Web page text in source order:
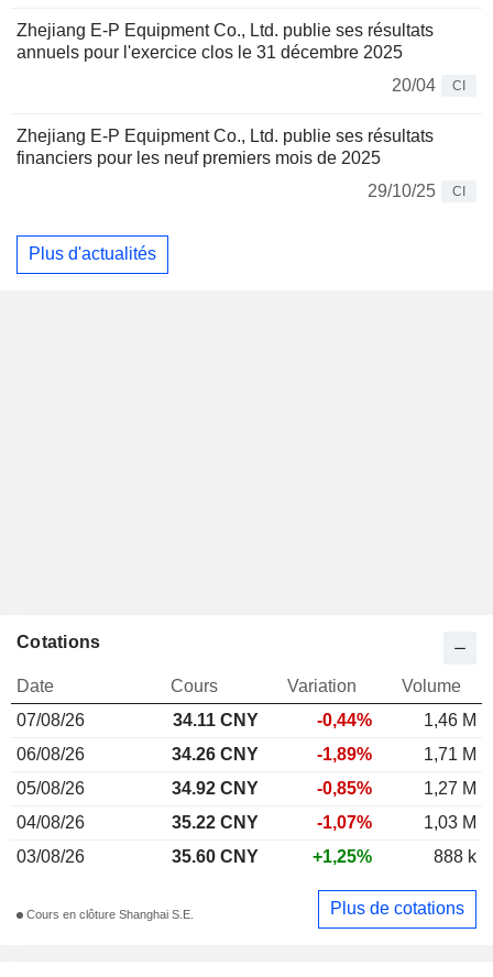
Zhejiang E-P Equipment Co., Ltd. publie ses résultats
annuels pour l'exercice clos le 31 décembre 2025
20/04
CI
Zhejiang E-P Equipment Co., Ltd. publie ses résultats
financiers pour les neuf premiers mois de 2025
29/10/25
CI
Plus d'actualités
Cotations
Date Cours Variation
Volume
07/08/26
34.11 CNY -0,44%
1,46 M
06/08/26
34.26 CNY -1,89%
1,71 M
05/08/26
34.92 CNY -0,85%
1,27 M
04/08/26
35.22 CNY -1,07%
1,03 M
03/08/26
35.60 CNY +1,25% 888 k
Cours en clôture Shanghai S.E. Plus de cotations